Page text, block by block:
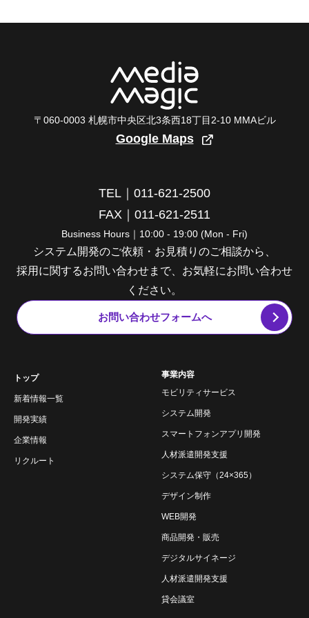
〒060-0003 札幌市中央区北3条西18丁目2-10 MMAビル
Google Maps
TEL｜011-621-2500
FAX｜011-621-2511
Business Hours｜10:00 - 19:00 (Mon - Fri)
システム開発のご依頼・お見積りのご相談から、
採用に関するお問い合わせまで、お気軽にお問い合わせ
ください。
お問い合わせフォームへ
トップ
新着情報一覧
開発実績
企業情報
リクルート
事業内容
モビリティサービス
システム開発
スマートフォンアプリ開発
人材派遣開発支援
システム保守（24×365）
デザイン制作
WEB開発
商品開発・販売
デジタルサイネージ
人材派遣開発支援
貸会議室